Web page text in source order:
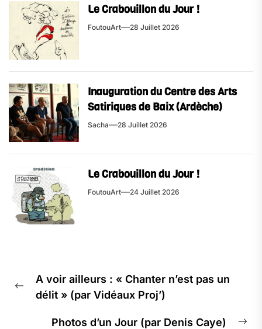
Le Crabouillon du Jour !
FoutouArt 28 Juillet 2026
Inauguration du Centre des Arts
Satiriques de Baix (Ardèche)
Sacha 28 Juillet 2026
Le Crabouillon du Jour !
FoutouArt 24 Juillet 2026
de
l’article
Previous
A voir ailleurs : « Chanter n’est pas un
délit » (par Vidéaux Proj’)
Photos d’un Jour (par Denis Caye)